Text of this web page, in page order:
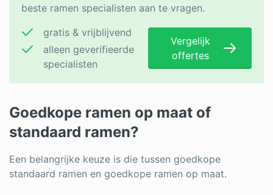
beste ramen specialisten aan te vragen.
gratis & vrijblijvend
alleen geverifieerde
specialisten
Vergelijk
offertes
Goedkope ramen op maat of
standaard ramen?
Een belangrijke keuze is die tussen goedkope
standaard ramen en goedkope ramen op maat.